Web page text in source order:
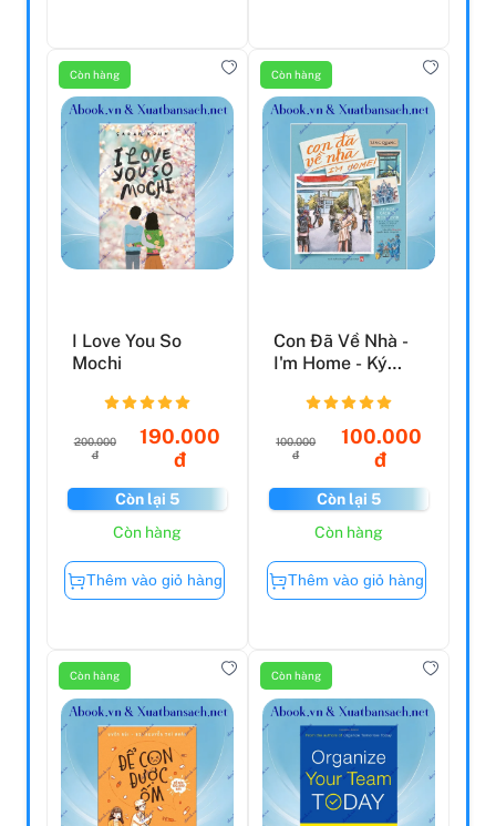
Còn hàng
I Love You So
Mochi
200.000
đ
190.000
đ
Còn lại 5
Còn hàng
Thêm vào giỏ hàng
Còn hàng
Con Đã Về Nhà -
I'm Home - Ký
Cov...
100.000
đ
100.000
đ
Còn lại 5
Còn hàng
Thêm vào giỏ hàng
Còn hàng Còn hàng